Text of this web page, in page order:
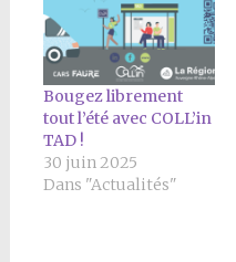
Bougez librement
tout l’été avec COLL’in
TAD !
30 juin 2025
Dans "Actualités"